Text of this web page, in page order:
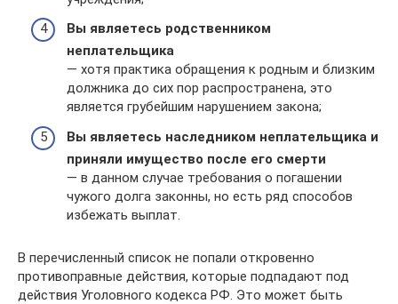
Вы являетесь родственником
неплательщика
— хотя практика обращения к родным и близким
должника до сих пор распространена, это
является грубейшим нарушением закона;
Вы являетесь наследником неплательщика и
приняли имущество после его смерти
— в данном случае требования о погашении
чужого долга законны, но есть ряд способов
избежать выплат.
В перечисленный список не попали откровенно
противоправные действия, которые подпадают под
действия Уголовного кодекса РФ. Это может быть